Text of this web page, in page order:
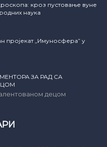
кроз пустовање вуне
наука
пројекат „Имуносфера” у
ЗА РАД СА
децом